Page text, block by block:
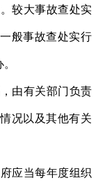
大事故查处实
般事故查处实行
有关部门负责
况以及其他有关
当每年度组织